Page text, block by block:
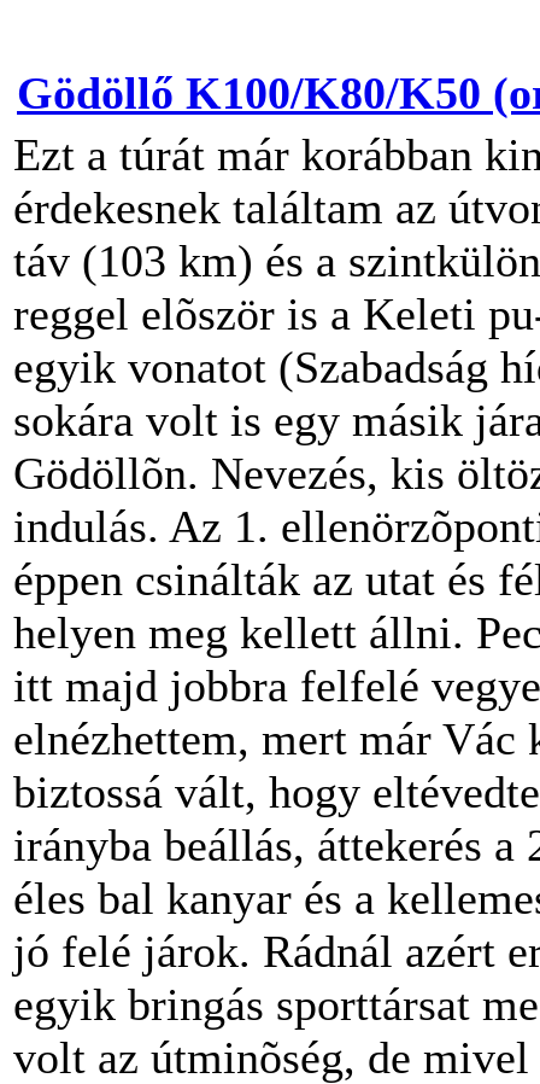
Gödöllő K100/K80/K50
Ezt a túrát már korábban
érdekesnek találtam az
táv (103 km) és a
reggel elõször is a Keleti
egyik vonatot (Szabadság
sokára volt is egy másik
Gödöllõn. Nevezés, kis
indulás. Az 1.
éppen csinálták az utat és
helyen meg kellett állni.
itt majd jobbra felfelé
elnézhettem, mert már
biztossá vált, hogy
irányba beállás, áttekerés
éles bal kanyar és a
jó felé járok. Rádnál azért
egyik bringás sporttársat
volt az útminõség, de